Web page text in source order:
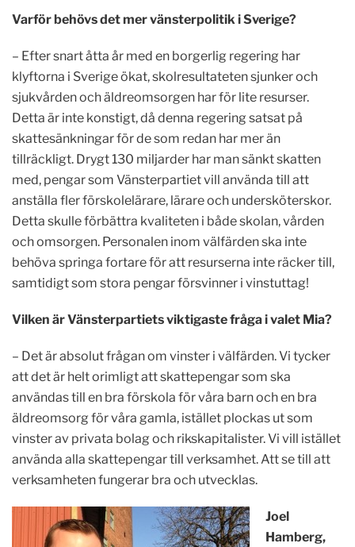
Varför behövs det mer vänsterpolitik i Sverige?
– Efter snart åtta år med en borgerlig regering har
klyftorna i Sverige ökat, skolresultateten sjunker och
sjukvården och äldreomsorgen har för lite resurser.
Detta är inte konstigt, då denna regering satsat på
skattesänkningar för de som redan har mer än
tillräckligt. Drygt 130 miljarder har man sänkt skatten
med, pengar som Vänsterpartiet vill använda till att
anställa fler förskolelärare, lärare och undersköterskor.
Detta skulle förbättra kvaliteten i både skolan, vården
och omsorgen. Personalen inom välfärden ska inte
behöva springa fortare för att resurserna inte räcker till,
samtidigt som stora pengar försvinner i vinstuttag!
Vilken är Vänsterpartiets viktigaste fråga i valet Mia?
– Det är absolut frågan om vinster i välfärden. Vi tycker
att det är helt orimligt att skattepengar som ska
användas till en bra förskola för våra barn och en bra
äldreomsorg för våra gamla, istället plockas ut som
vinster av privata bolag och rikskapitalister. Vi vill istället
använda alla skattepengar till verksamhet. Att se till att
verksamheten fungerar bra och utvecklas.
Joel
Hamberg,